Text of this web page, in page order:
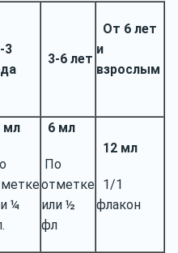
3
3-6 лет
От 6 лет
и
взрослым
мл
¼
6 мл
По
отметке
или ½
фл
12 мл
1/1
флакон